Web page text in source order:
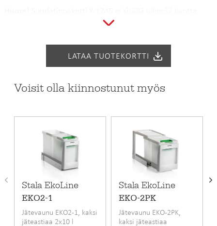
tilattavissa erikseen.
14,9 €
LVI-koodi
5951947
LATAA TUOTEKORTTI
Voisit olla kiinnostunut myös
Stala EkoLine
EKO2-1
Jätevaunu EKO2-1, kaksi
jäteastiaa 2x10 l
Stala EkoLine
EKO-2PK
Jätevaunu EKO-2PK,
kaksi jäteastiaa